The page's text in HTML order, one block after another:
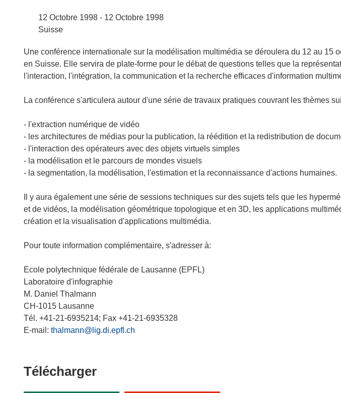
12 Octobre 1998 - 12 Octobre 1998
Suisse
Une conférence internationale sur la modélisation multimédia se déroulera du 12 au 15
en Suisse. Elle servira de plate-forme pour le débat de questions telles que la
l'interaction, l'intégration, la communication et la recherche efficaces d'information
La conférence s'articulera autour d'une série de travaux pratiques couvrant les thèmes
- l'extraction numérique de vidéo
- les architectures de médias pour la publication, la réédition et la redistribution de
- l'interaction des opérateurs avec des objets virtuels simples
- la modélisation et le parcours de mondes visuels
- la segmentation, la modélisation, l'estimation et la reconnaissance d'actions humaines.
Il y aura également une série de sessions techniques sur des sujets tels que les
et de vidéos, la modélisation géométrique topologique et en 3D, les applications
création et la visualisation d'applications multimédia.
Pour toute information complémentaire, s'adresser à:
Ecole polytechnique fédérale de Lausanne (EPFL)
Laboratoire d'infographie
M. Daniel Thalmann
CH-1015 Lausanne
Tél. +41-21-6935214; Fax +41-21-6935328
E-mail: thalmann@lig.di.epfl.ch
TéléchargerTélécharger